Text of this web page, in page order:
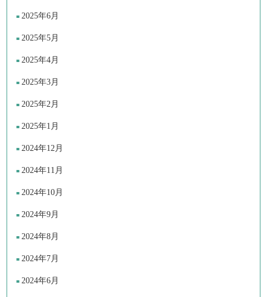
2025年6月
2025年5月
2025年4月
2025年3月
2025年2月
2025年1月
2024年12月
2024年11月
2024年10月
2024年9月
2024年8月
2024年7月
2024年6月